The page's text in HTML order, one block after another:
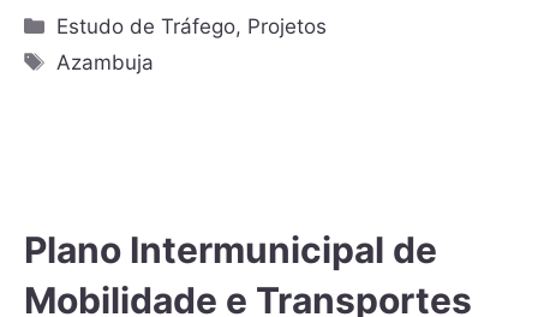
Estudo de Tráfego, Projetos
Azambuja
Plano Intermunicipal de
Mobilidade e Transportes